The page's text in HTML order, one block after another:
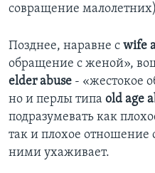
совращение
Позднее, наравне с wife
обращение с женой»,
elder abuse - «жестокое
но и перлы типа old age
подразумевать как
так и плохое отношение
ними ухаживает.